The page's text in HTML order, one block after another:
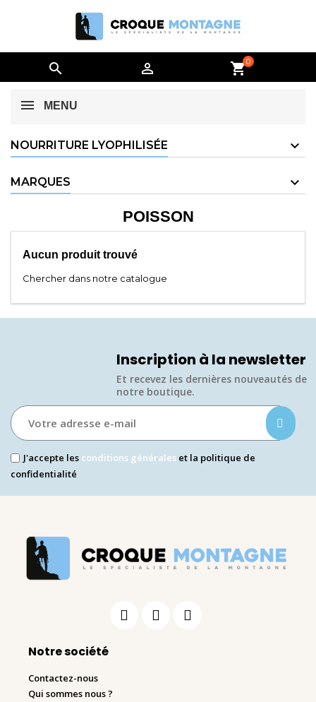
  shopping_cart0
MENU
NOURRITURE LYOPHILISÉE
MARQUES
POISSON
Aucun produit trouvé
Chercher dans notre catalogue
Inscription à la newsletter
Et recevez les dernières nouveautés de
notre boutique.​
J'accepte les conditions générales et la politique de
confidentialité
Notre société
Contactez-nous
Qui sommes nous ?